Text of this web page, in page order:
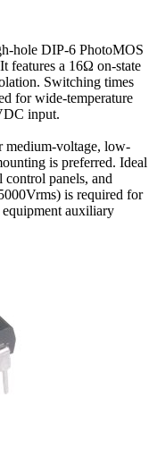
hole DIP-6 PhotoMOS
features a 16Ω on-state
Switching times
for wide-temperature
input.
medium-voltage, low-
is preferred. Ideal
panels, and
is required for
equipment auxiliary